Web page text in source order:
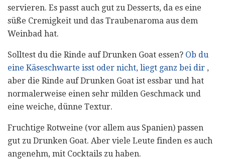
servieren. Es passt auch gut zu Desserts, da es eine
süße Cremigkeit und das Traubenaroma aus dem
Weinbad hat.
Solltest du die Rinde auf Drunken Goat essen? Ob du
eine Käseschwarte isst oder nicht, liegt ganz bei dir ,
aber die Rinde auf Drunken Goat ist essbar und hat
normalerweise einen sehr milden Geschmack und
eine weiche, dünne Textur.
Fruchtige Rotweine (vor allem aus Spanien) passen
gut zu Drunken Goat. Aber viele Leute finden es auch
angenehm, mit Cocktails zu haben.